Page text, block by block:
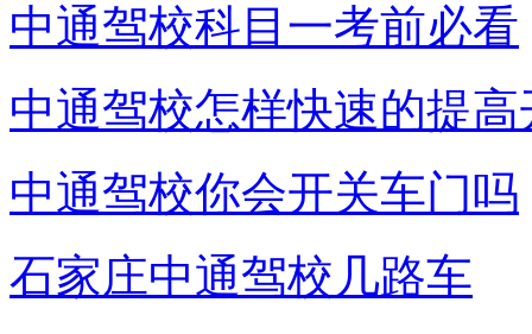
中通驾校科目一考前必看
中通驾校怎样快速的提
中通驾校你会开关车门吗
石家庄中通驾校几路车